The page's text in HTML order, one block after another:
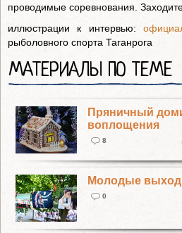
проводимые соревнования.
иллюстрации к интервью:о
рыболовного спорта Таганрога
МАТЕРИАЛЫ ПО ТЕМЕ
Пряничный
воплощения
8
Молодые
0